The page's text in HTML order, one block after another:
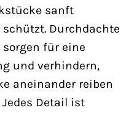
sanft
Durchdachte
für eine
und verhindern,
aneinander reiben
Detail ist